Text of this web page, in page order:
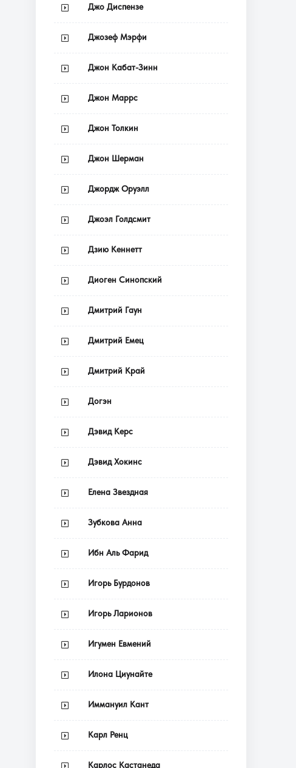
Джо Диспензе
Джозеф Мэрфи
Джон Кабат-Зинн
Джон Маррс
Джон Толкин
Джон Шерман
Джордж Оруэлл
Джоэл Голдсмит
Дзию Кеннетт
Диоген Синопский
Дмитрий Гаун
Дмитрий Емец
Дмитрий Край
Догэн
Дэвид Керс
Дэвид Хокинс
Елена Звездная
Зубкова Анна
Ибн Аль Фарид
Игорь Бурдонов
Игорь Ларионов
Игумен Евмений
Илона Циунайте
Иммануил Кант
Карл Ренц
Карлос Кастанеда